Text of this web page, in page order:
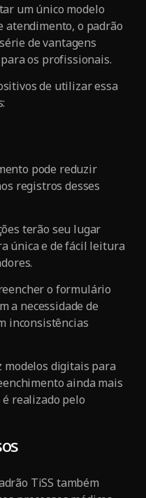
um único modelo
atendimento, o padrão
de vantagens
os profissionais.
de utilizar essa
pode reduzir
registros desses
terão seu lugar
única e de fácil leitura
o formulário
a necessidade de
inconsistências
modelos digitais para
ainda mais
realizado pelo
TiSS também